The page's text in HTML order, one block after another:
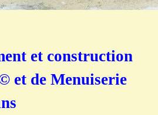
et construction
et de Menuiserie